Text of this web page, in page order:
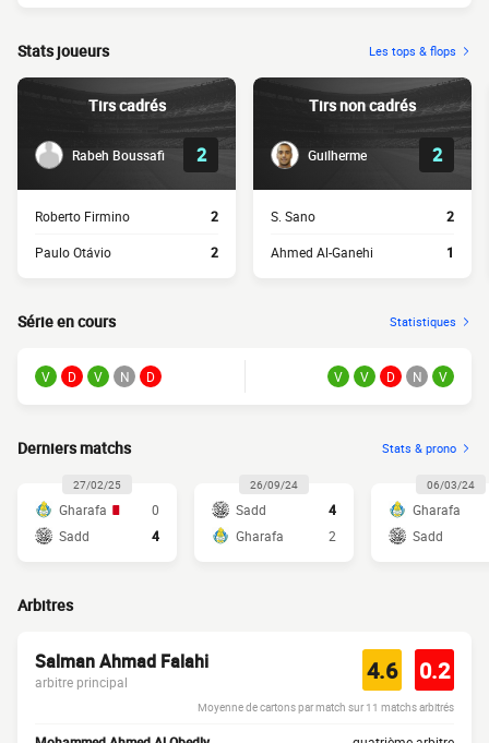
Stats joueurs Les tops & flops
Tirs cadrés
Rabeh Boussafi 2
Roberto Firmino 2
Paulo Otávio 2
Tirs non cadrés
Guilherme 2
S. Sano 2
Ahmed Al-Ganehi 1
Série en cours Statistiques
V D V N D V V D N V
Derniers matchs Stats & prono
27/02/25
Gharafa
0
Sadd
4
26/09/24
Sadd
4
Gharafa
2
06/03/24
Gharafa
Sadd
Arbitres
Salman Ahmad Falahi
arbitre principal 4.6 0.2
Moyenne de cartons par match sur 11 matchs arbitrés